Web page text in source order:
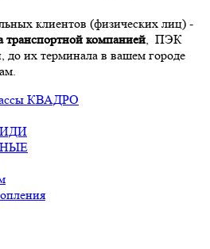
клиентов (физических лиц) -
транспортной компанией , ПЭК
их терминала в вашем городе
КВАДРО